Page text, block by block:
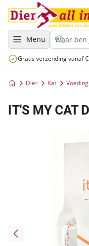
Menu
Gratis verzending vanaf
Dier Kat Voeding
IT'S MY CAT